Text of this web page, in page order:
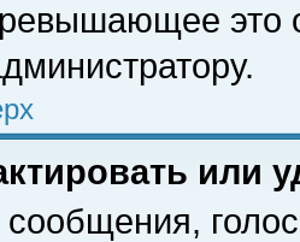
это
или